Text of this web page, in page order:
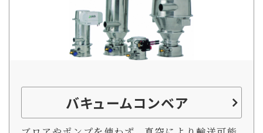
バキュームコンベア